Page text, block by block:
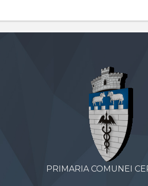
PRIMARIA COMUNEI